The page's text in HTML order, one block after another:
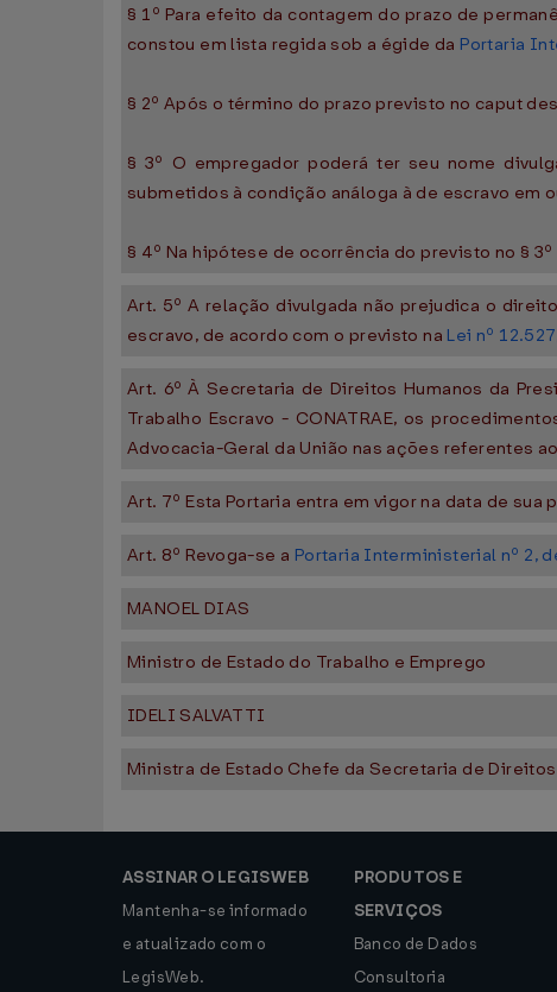
§ 1º Para efeito da contagem do prazo de
constou em lista regida sob a égide da Portaria
§ 2º Após o término do prazo previsto no caput
§ 3º O empregador poderá ter seu nome
submetidos à condição análoga à de escravo em
§ 4º Na hipótese de ocorrência do previsto no §
Art. 5º A relação divulgada não prejudica o
escravo, de acordo com o previsto na Lei nº
Art. 6º À Secretaria de Direitos Humanos da
Trabalho Escravo - CONATRAE, os
Advocacia-Geral da União nas ações referentes
Art. 7º Esta Portaria entra em vigor na data de sua
Art. 8º Revoga-se a Portaria Interministerial nº 2,
MANOEL DIAS
Ministro de Estado do Trabalho e Emprego
IDELI SALVATTI
Ministra de Estado Chefe da Secretaria de
ASSINAR O LEGISWEB
Mantenha-se informado
e atualizado com o
LegisWeb.
PRODUTOS E
SERVIÇOS
Banco de Dados
Consultoria